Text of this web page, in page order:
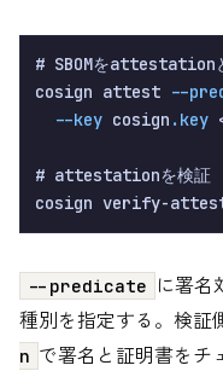
# SBOMをattestation
cosign attest --
--key cosign .key
# attestationを検証
cosign verify-
--predicate に署名
種別を指定する。検証
n で署名と証明書をチ